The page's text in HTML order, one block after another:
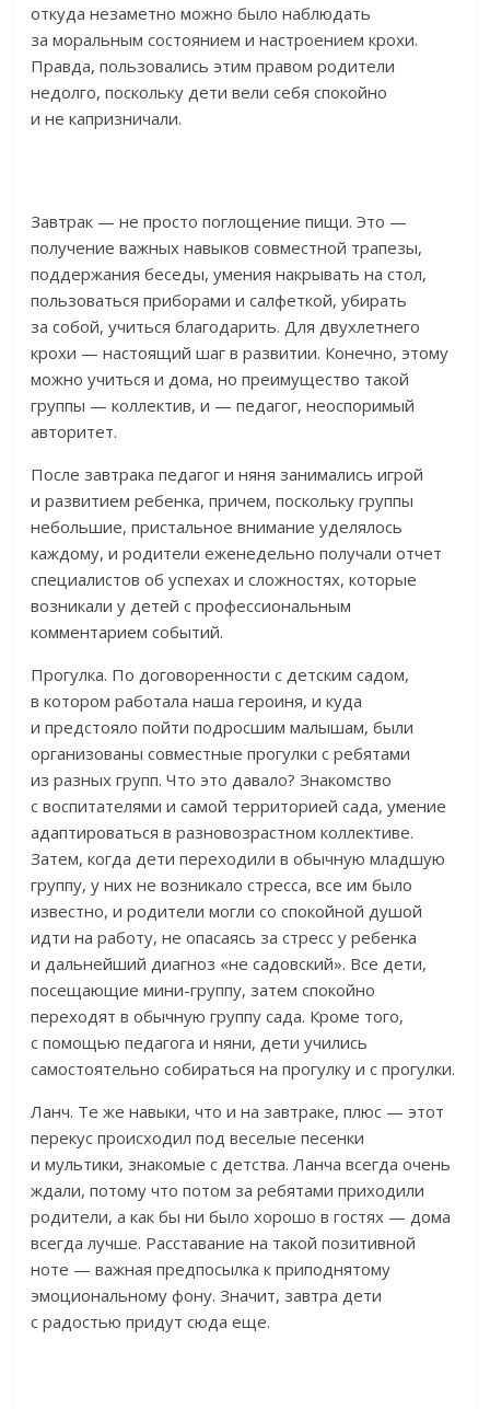
откуда незаметно можно было наблюдать
за моральным состоянием и настроением крохи.
Правда, пользовались этим правом родители
недолго, поскольку дети вели себя спокойно
и не капризничали.
Завтрак — не просто поглощение пищи. Это —
получение важных навыков совместной трапезы,
поддержания беседы, умения накрывать на стол,
пользоваться приборами и салфеткой, убирать
за собой, учиться благодарить. Для двухлетнего
крохи — настоящий шаг в развитии. Конечно, этому
можно учиться и дома, но преимущество такой
группы — коллектив, и — педагог, неоспоримый
авторитет.
После завтрака педагог и няня занимались игрой
и развитием ребенка, причем, поскольку группы
небольшие, пристальное внимание уделялось
каждому, и родители еженедельно получали отчет
специалистов об успехах и сложностях, которые
возникали у детей с профессиональным
комментарием событий.
Прогулка. По договоренности с детским садом,
в котором работала наша героиня, и куда
и предстояло пойти подросшим малышам, были
организованы совместные прогулки с ребятами
из разных групп. Что это давало? Знакомство
с воспитателями и самой территорией сада, умение
адаптироваться в разновозрастном коллективе.
Затем, когда дети переходили в обычную младшую
группу, у них не возникало стресса, все им было
известно, и родители могли со спокойной душой
идти на работу, не опасаясь за стресс у ребенка
и дальнейший диагноз «не садовский». Все дети,
посещающие мини-группу, затем спокойно
переходят в обычную группу сада. Кроме того,
с помощью педагога и няни, дети учились
самостоятельно собираться на прогулку и с прогулки.
Ланч. Те же навыки, что и на завтраке, плюс — этот
перекус происходил под веселые песенки
и мультики, знакомые с детства. Ланча всегда очень
ждали, потому что потом за ребятами приходили
родители, а как бы ни было хорошо в гостях — дома
всегда лучше. Расставание на такой позитивной
ноте — важная предпосылка к приподнятому
эмоциональному фону. Значит, завтра дети
с радостью придут сюда еще.